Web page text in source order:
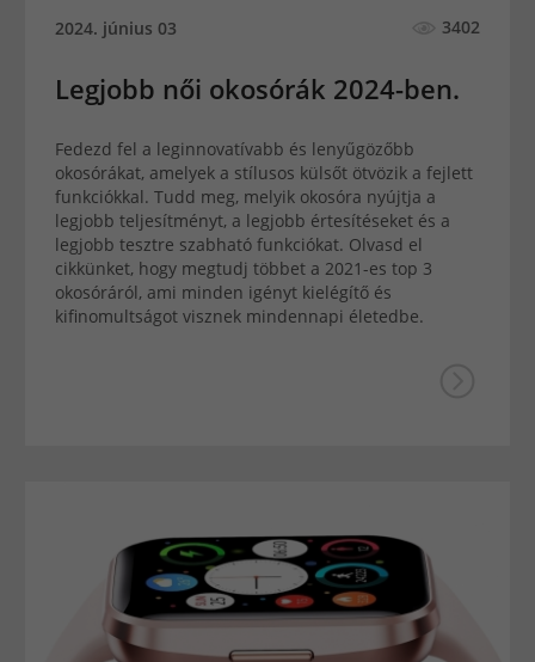
2024. június 03 3402
Legjobb női okosórák 2024-ben.
Fedezd fel a leginnovatívabb és lenyűgözőbb
okosórákat, amelyek a stílusos külsőt ötvözik a fejlett
funkciókkal. Tudd meg, melyik okosóra nyújtja a
legjobb teljesítményt, a legjobb értesítéseket és a
legjobb tesztre szabható funkciókat. Olvasd el
cikkünket, hogy megtudj többet a 2021-es top 3
okosóráról, ami minden igényt kielégítő és
kifinomultságot visznek mindennapi életedbe.